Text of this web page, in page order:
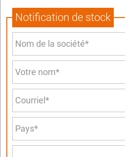
Notification de stock